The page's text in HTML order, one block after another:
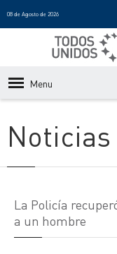
08 de Agosto de 2026
Menu
Noticias
La Policía
a un hombre